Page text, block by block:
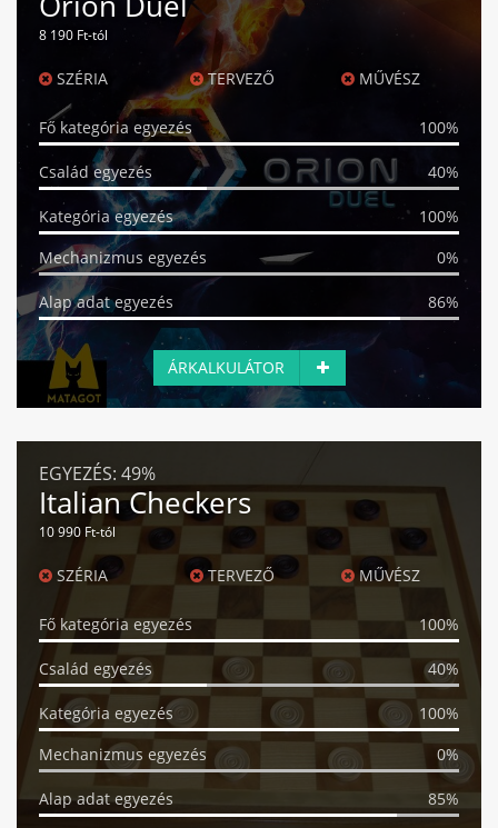
8 190 Ft-tól
SZÉRIA TERVEZŐ MŰVÉSZ
Fő kategória egyezés 100%
Család egyezés 40%
Kategória egyezés
100%
Mechanizmus egyezés
0%
Alap adat egyezés 86%
ÁRKALKULÁTOR
EGYEZÉS: 49%
Italian Checkers
10 990 Ft-tól
SZÉRIA TERVEZŐ MŰVÉSZ
Fő kategória egyezés 100%
Család egyezés 40%
Kategória egyezés
100%
Mechanizmus egyezés
0%
Alap adat egyezés 85%